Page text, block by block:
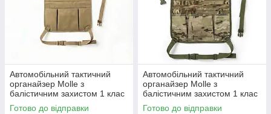
Автомобільний тактичний
органайзер Molle з
балістичним захистом 1 клас
SPECPROM. Койот
Готово до відправки
Автомобільний тактичний
органайзер Molle з
балістичним захистом 1 клас
SPECPROM. Мультикам
Готово до відправки